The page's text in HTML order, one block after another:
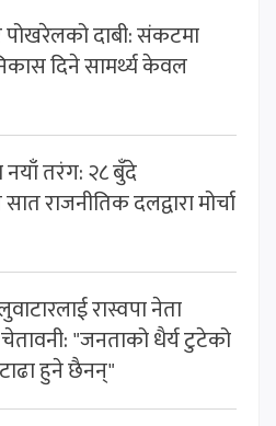
दाबी: संकटमा
दिने सामर्थ्य केवल
नयाँ तरंग: २८ बुँदे
राजनीतिक दलद्वारा मोर्चा
रास्वपा नेता
"जनताको धैर्य टुटेको
हुने छैनन्"